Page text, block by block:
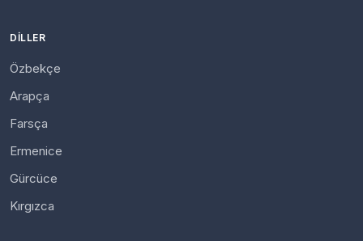
DILLER
Özbekçe
Arapça
Farsça
Ermenice
Gürcüce
Kırgızca